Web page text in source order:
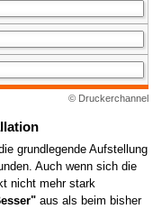
© Druckerchannel
grundlegende Aufstellung
Auch wenn sich die
nicht mehr stark
aus als beim bisher